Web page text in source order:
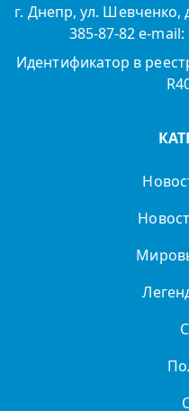
г. Днепр, ул. Шевченко,
385-87-82 e-
Идентификатор в